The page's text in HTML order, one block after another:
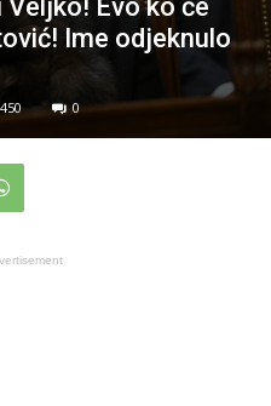
Evo ko će
Ime odjeknulo
0